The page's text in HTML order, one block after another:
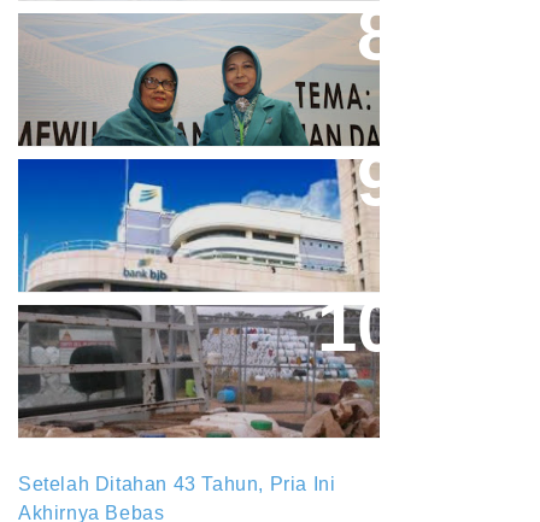
Perpres No.99/2017 Bisa Jadi
Acuan Semangat Pengabdian
Aher Minta Pemerintah Pusat
Masukan Kembali BJB Sebagai
Penyalur KUR
Paparan Pestisida Sebabkan
Parkinson Dan Kanker
Setelah Ditahan 43 Tahun, Pria Ini
Akhirnya Bebas